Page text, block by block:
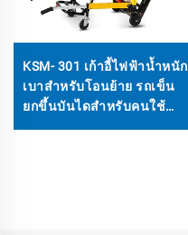
KSM- 301 เก้าอี้ไฟฟ้าน้ำหนัก
เบาสำหรับโอนย้าย รถเข็น
ยกขึ้นบันไดสำหรับคนใช้